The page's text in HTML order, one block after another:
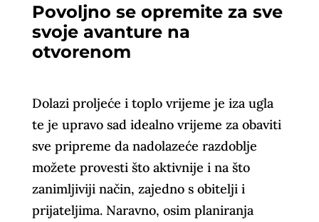
Povoljno se opremite za sve
svoje avanture na
otvorenom
Dolazi proljeće i toplo vrijeme je iza ugla
te je upravo sad idealno vrijeme za obaviti
sve pripreme da nadolazeće razdoblje
možete provesti što aktivnije i na što
zanimljiviji način, zajedno s obitelji i
prijateljima. Naravno, osim planiranja